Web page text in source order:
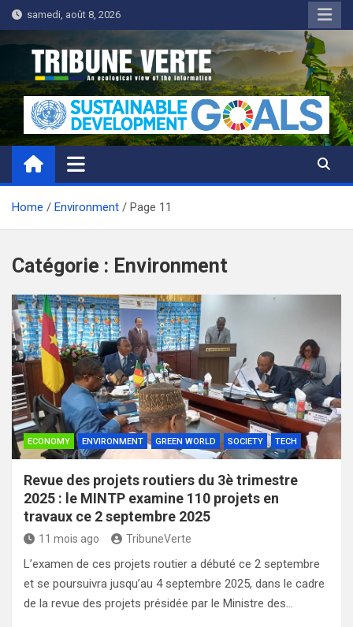
Skip
to
content
samedi, août 8, 2026
Tribune Verte
Un regard écologique de l'information
Home Environment Page 11
Catégorie : Environment
ECONOMY ENVIRONMENT GREEN WORLD SOCIETY TECH
Revue des projets routiers du 3è trimestre
2025 : le MINTP examine 110 projets en
travaux ce 2 septembre 2025
11 mois ago TribuneVerte
L’examen de ces projets routier a débuté ce 2 septembre
et se poursuivra jusqu’au 4 septembre 2025, dans le cadre
de la revue des projets présidée par le Ministre des…